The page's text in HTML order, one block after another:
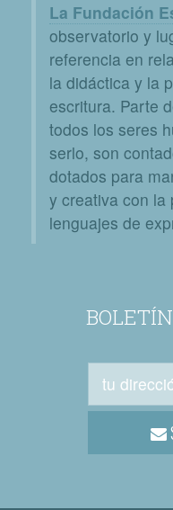
La Fundación
observatorio y
referencia en
la didáctica y la
escritura. Parte
todos los seres
serlo, son
dotados para
y creativa con la
lenguajes de